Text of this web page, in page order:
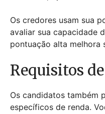
Os credores usam sua
avaliar sua capacidade
pontuação alta melhora
Requisitos
Os candidatos também
específicos de renda.